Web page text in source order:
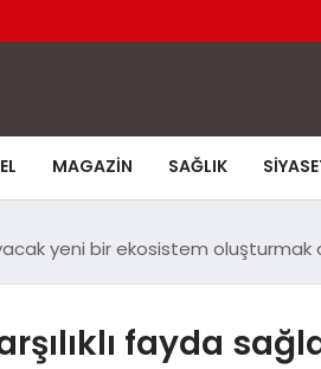
MAGAZIN SAĞLIK
yeni bir ekosistem oluşturmak
fayda